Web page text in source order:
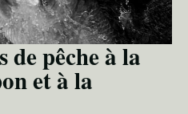
pêche à la
et à la